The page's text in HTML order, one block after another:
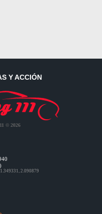
Y ACCIÓN
© 2026
2.090879